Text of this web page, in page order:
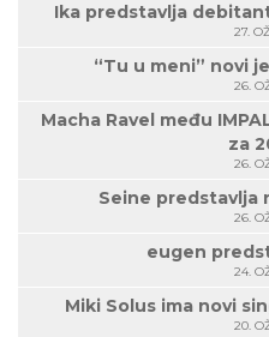
Ika predstavlja
27.
“Tu u meni” novi
26.
Macha Ravel među
za
26.
Seine predstavlja
26.
eugen
24.
Miki Solus ima novi
20.